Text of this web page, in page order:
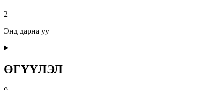
2
Энд дарна уу
ӨГҮҮЛЭЛ